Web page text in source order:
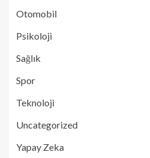
Otomobil
Psikoloji
Sağlık
Spor
Teknoloji
Uncategorized
Yapay Zeka